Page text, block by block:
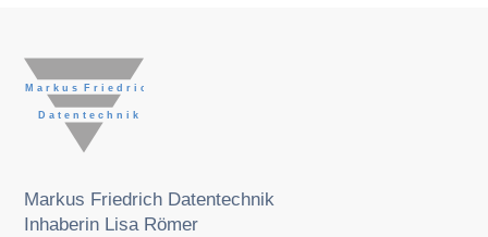
Markus Friedrich Datentechnik
Inhaberin Lisa Römer